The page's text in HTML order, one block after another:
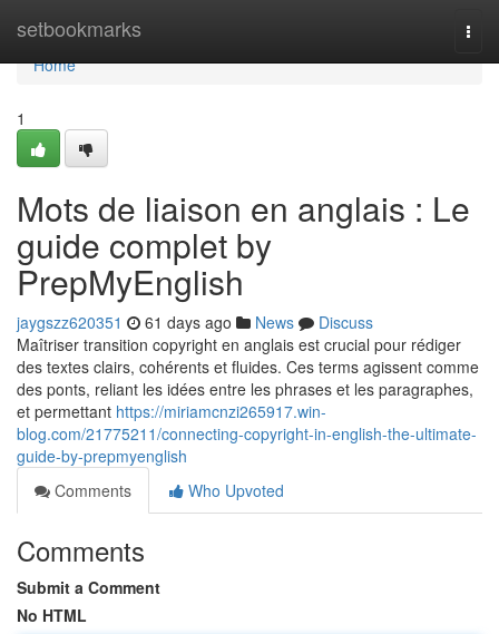
setbookmarks
Home
Home
1
Mots de liaison en anglais : Le
guide complet by
PrepMyEnglish
jaygszz620351 61 days ago News
Discuss
Maîtriser transition copyright en anglais est crucial pour rédiger
des textes clairs, cohérents et fluides. Ces terms agissent comme
des ponts, reliant les idées entre les phrases et les paragraphes,
et permettant https://miriamcnzi265917.win-
blog.com/21775211/connecting-copyright-in-english-the-ultimate-
guide-by-prepmyenglish
Comments
Who Upvoted
Comments
Submit a Comment
No HTML